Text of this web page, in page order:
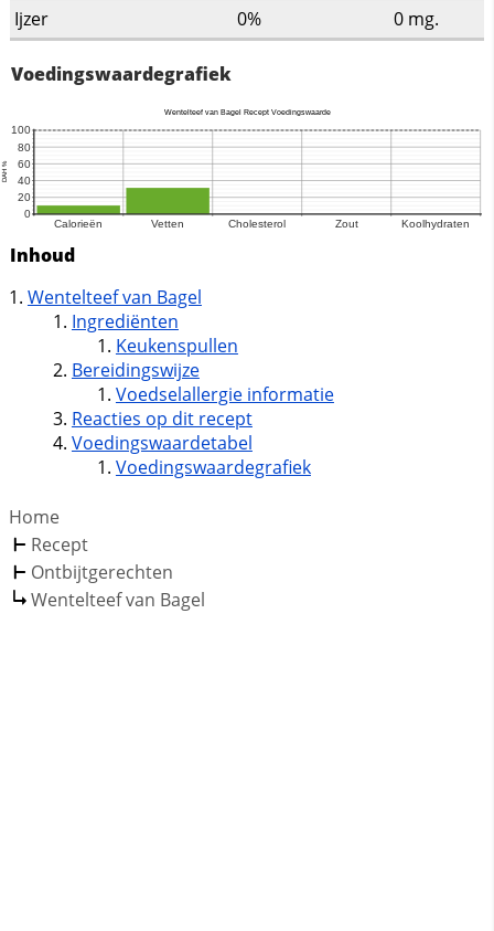
Ijzer
0% 0 mg.
Voedingswaardegrafiek
Inhoud
Wentelteef van Bagel
Ingrediënten
Keukenspullen
Bereidingswijze
Voedselallergie informatie
Reacties op dit recept
Voedingswaardetabel
Voedingswaardegrafiek
Home
Recept
Ontbijtgerechten
Wentelteef van Bagel